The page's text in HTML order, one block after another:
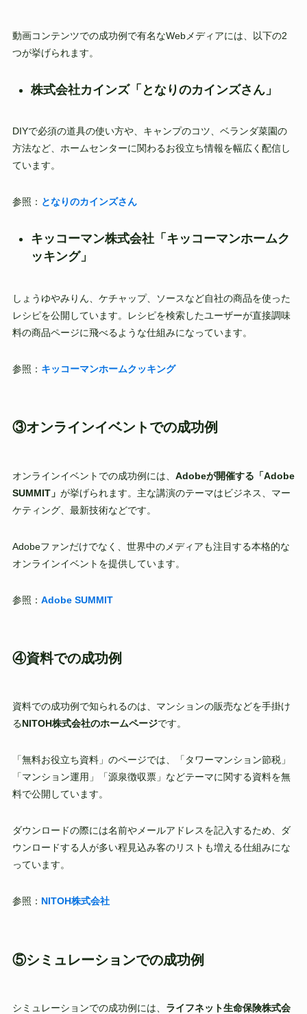
動画コンテンツでの成功例で有名なWebメディアには、以下の2
つが挙げられます。
株式会社カインズ「となりのカインズさん」
DIYで必須の道具の使い方や、キャンプのコツ、ベランダ菜園の
方法など、ホームセンターに関わるお役立ち情報を幅広く配信し
ています。
参照： となりのカインズさん
キッコーマン株式会社「キッコーマンホームク
ッキング」
しょうゆやみりん、ケチャップ、ソースなど自社の商品を使った
レシピを公開しています。レシピを検索したユーザーが直接調味
料の商品ページに飛べるような仕組みになっています。
参照： キッコーマンホームクッキング
③オンラインイベントでの成功例
オンラインイベントでの成功例には、 Adobeが開催する「Adobe
SUMMIT」 が挙げられます。主な講演のテーマはビジネス、マー
ケティング、最新技術などです。
Adobeファンだけでなく、世界中のメディアも注目する本格的な
オンラインイベントを提供しています。
参照： Adobe SUMMIT
④資料での成功例
資料での成功例で知られるのは、マンションの販売などを手掛け
るNITOH株式会社のホームページです。
「無料お役立ち資料」のページでは、「タワーマンション節税」
「マンション運用」「源泉徴収票」などテーマに関する資料を無
料で公開しています。
ダウンロードの際には名前やメールアドレスを記入するため、ダ
ウンロードする人が多い程見込み客のリストも増える仕組みにな
っています。
参照： NITOH株式会社
⑤シミュレーションでの成功例
シミュレーションでの成功例には、 ライフネット生命保険株式会